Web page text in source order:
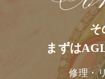
そ
まずは
修理・